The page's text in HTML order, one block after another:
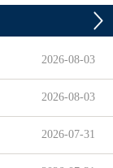
2026-08-03
2026-08-03
2026-07-31